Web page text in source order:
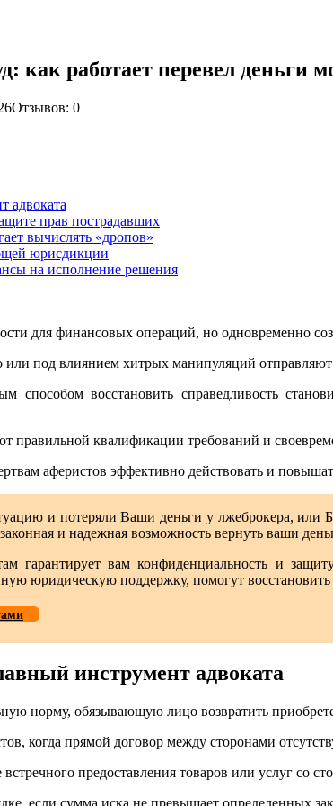
как работает перевел
Отзывов: 0
адвоката
прав пострадавших
вычислять «дропов»
юрисдикции
на исполнение решения
для финансовых операций, но одновременно
под влиянием хитрых манипуляций
способом восстановить справедливость
правильной квалификации требований и
аферистов эффективно действовать и
и потеряли Ваши деньги у лжеброкера,
и надежная возможность вернуть ваши
гарантирует вам конфиденциальность и
юридическую поддержку, помогут восстановить
инструмент адвоката
норму, обязывающую лицо возвратить
когда прямой договор между сторонами
предоставления товаров или услуг со
если сумма иска не превышает определенных